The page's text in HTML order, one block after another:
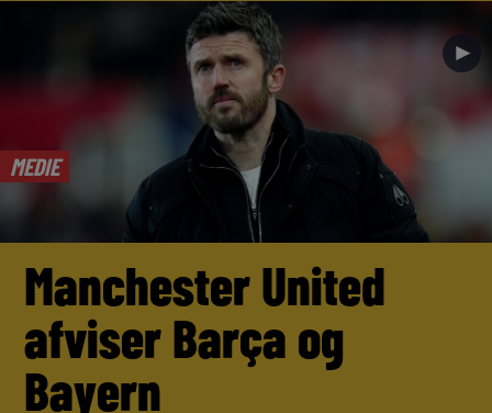
MEDIE
►
Manchester United
afviser Barça og
Bayern